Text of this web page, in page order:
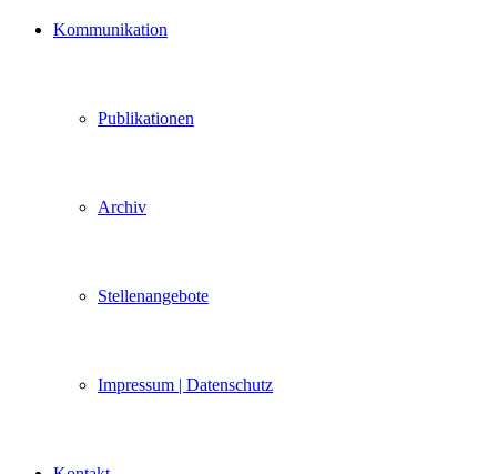
Kommunikation
Publikationen
Archiv
Stellenangebote
Impressum | Datenschutz